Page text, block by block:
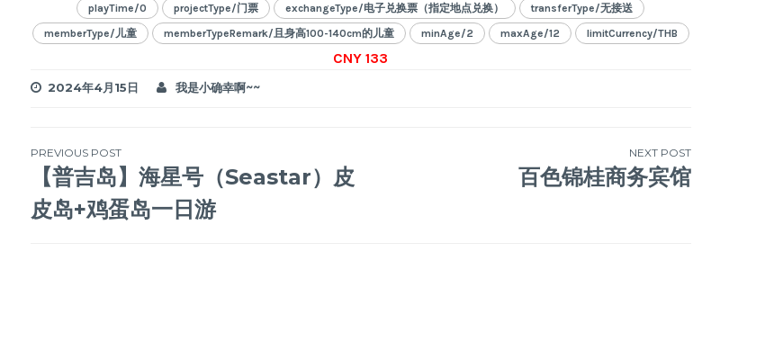
playTime/0 projectType/门票 exchangeType/电子兑换票（指定地点兑换）
transferType/无接送
memberType/儿童
memberTypeRemark/且身高100-140cm的儿童 minAge/2 maxAge/12 limitCurrency/THB
CNY 133
2024年4月15日 我是小确幸啊~~
文
章
PREVIOUS POST
【普吉岛】海星号（Seastar）皮
皮岛+鸡蛋岛一日游
NEXT POST
百色锦桂商务宾馆